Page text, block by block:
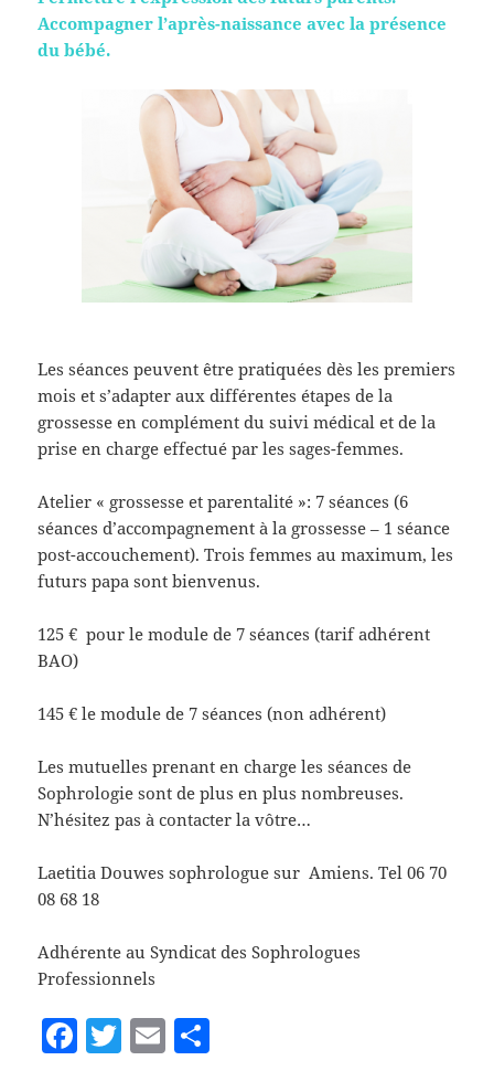
Accompagner l’après-naissance avec la présence
du bébé.
Les séances peuvent être pratiquées dès les premiers
mois et s’adapter aux différentes étapes de la
grossesse en complément du suivi médical et de la
prise en charge effectué par les sages-femmes.
Atelier « grossesse et parentalité »: 7 séances (6
séances d’accompagnement à la grossesse – 1 séance
post-accouchement). Trois femmes au maximum, les
futurs papa sont bienvenus.
125 € pour le module de 7 séances (tarif adhérent
BAO)
145 € le module de 7 séances (non adhérent)
Les mutuelles prenant en charge les séances de
Sophrologie sont de plus en plus nombreuses.
N’hésitez pas à contacter la vôtre…
Laetitia Douwes sophrologue sur Amiens. Tel 06 70
08 68 18
Adhérente au Syndicat des Sophrologues
Professionnels
F T E